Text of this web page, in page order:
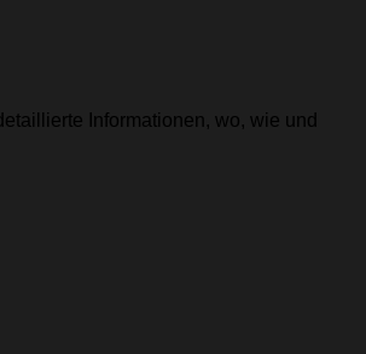
Informationen, wo, wie und